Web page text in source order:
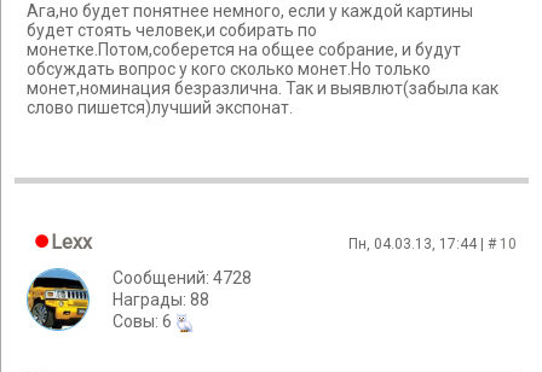
Ага,но будет понятнее немного, если у каждой картины
будет стоять человек,и собирать по
монетке.Потом,соберется на общее собрание, и будут
обсуждать вопрос у кого сколько монет.Но только
монет,номинация безразлична. Так и выявлют(забыла как
слово пишется)лучший экспонат.
Lexx Пн, 04.03.13, 17:44 | # 10
Сообщений: 4728
Награды: 88
Cовы: 6